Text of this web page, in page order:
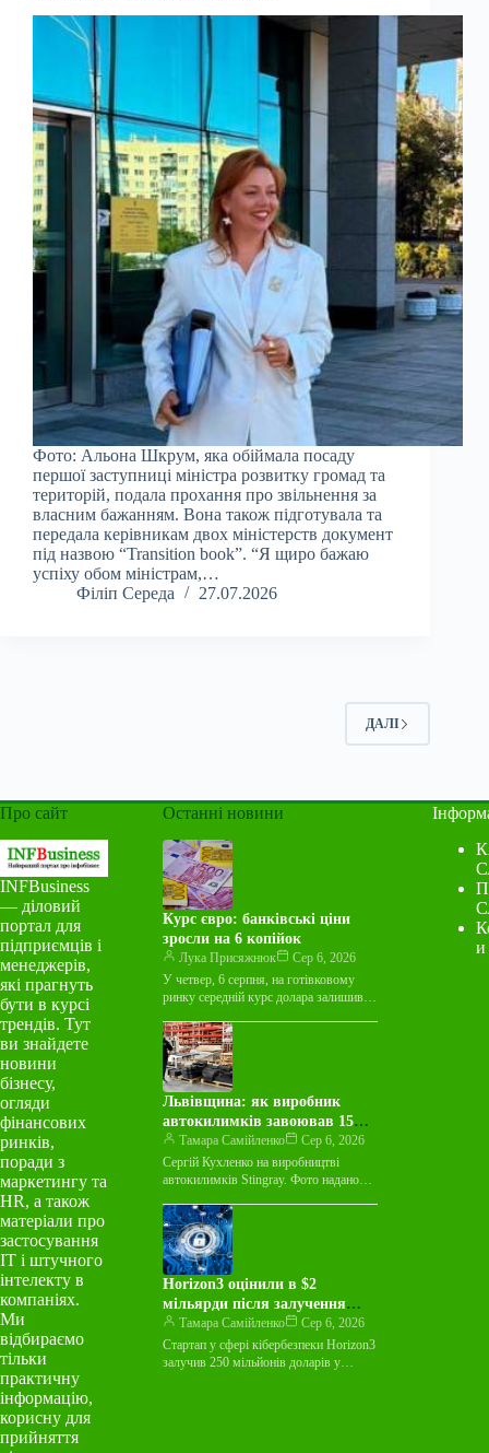
Фото: Альона Шкрум, яка обіймала посаду
першої заступниці міністра розвитку громад та
територій, подала прохання про звільнення за
власним бажанням. Вона також підготувала та
передала керівникам двох міністерств документ
під назвою “Transition book”. “Я щиро бажаю
успіху обом міністрам,…
Філіп Середа
27.07.2026
ДАЛІ
Про сайт
INFBusiness
— діловий
портал для
підприємців і
менеджерів,
які прагнуть
бути в курсі
трендів. Тут
ви знайдете
новини
бізнесу,
огляди
фінансових
ринків,
поради з
маркетингу та
HR, а також
матеріали про
застосування
ІТ і штучного
інтелекту в
компаніях.
Ми
відбираємо
тільки
практичну
інформацію,
корисну для
прийняття
Останні новини
Курс євро: банківські ціни
зросли на 6 копійок
Лука Присяжнюк
Сер 6, 2026
У четвер, 6 серпня, на готівковому
ринку середній курс долара залишився
копійки у…
Львівщина: як виробник
автокилимків завоював 15
країн світу
Тамара Самійленко
Сер 6, 2026
Сергій Кухленко на виробництві
автокилимків Stingray. Фото надано
виробник автокилимків Stingray
працював лише на українському ринку
й…
Horizon3 оцінили в $2
мільярди після залучення
$250 мільйонів на тлі
зростання ШІ-загроз
Тамара Самійленко
Сер 6, 2026
Стартап у сфері кібербезпеки Horizon3
залучив 250 мільйонів доларів у
и